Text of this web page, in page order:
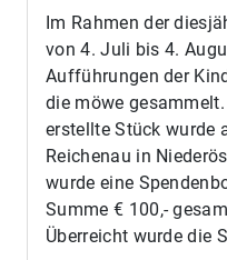
Im Rahmen der
von 4. Juli bis 4.
Aufführungen der
die möwe
erstellte Stück wurde
Reichenau in
wurde eine
Summe € 100,-
Überreicht wurde die